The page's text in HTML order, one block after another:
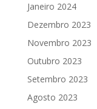
Janeiro 2024
Dezembro 2023
Novembro 2023
Outubro 2023
Setembro 2023
Agosto 2023